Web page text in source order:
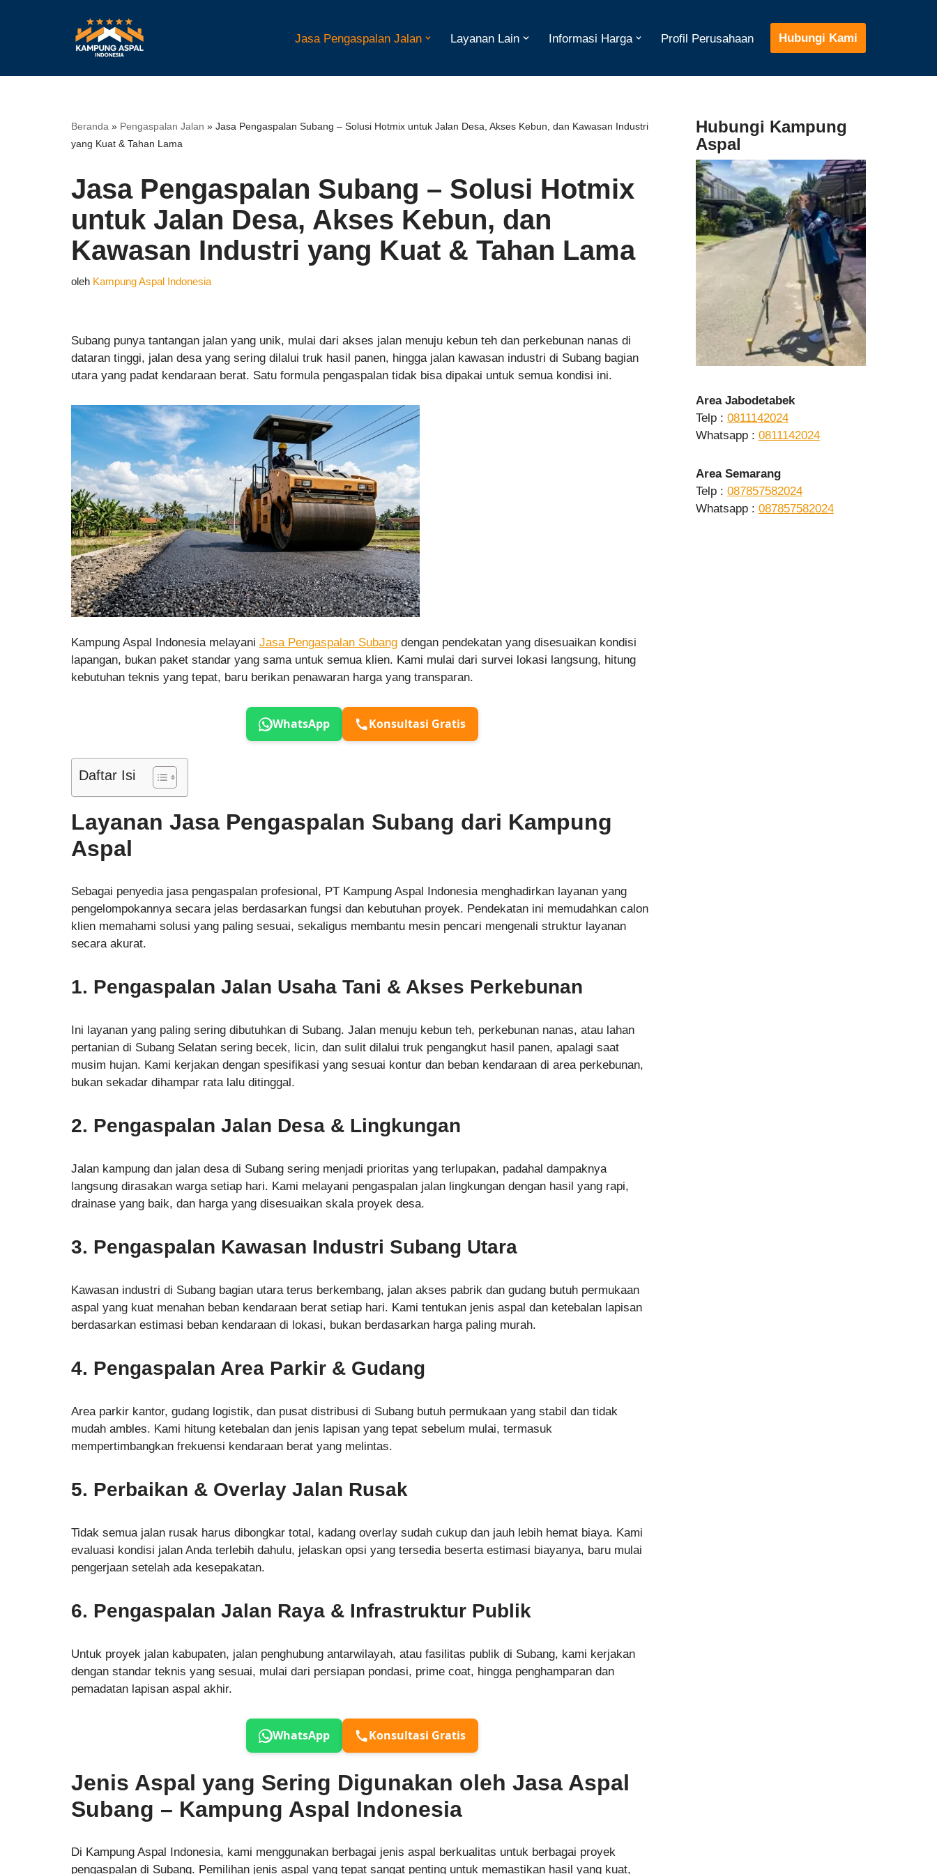
konten
Jasa Pengaspalan Jalan Layanan Lain Informasi Harga Profil Perusahaan Hubungi Kami
Beranda » Pengaspalan Jalan » Jasa Pengaspalan Subang – Solusi Hotmix untuk Jalan Desa, Akses Kebun, dan Kawasan Industri
yang Kuat & Tahan Lama
Jasa Pengaspalan Subang – Solusi Hotmix
untuk Jalan Desa, Akses Kebun, dan
Kawasan Industri yang Kuat & Tahan Lama
oleh Kampung Aspal Indonesia
Subang punya tantangan jalan yang unik, mulai dari akses jalan menuju kebun teh dan perkebunan nanas di
dataran tinggi, jalan desa yang sering dilalui truk hasil panen, hingga jalan kawasan industri di Subang bagian
utara yang padat kendaraan berat. Satu formula pengaspalan tidak bisa dipakai untuk semua kondisi ini.
Kampung Aspal Indonesia melayani Jasa Pengaspalan Subang dengan pendekatan yang disesuaikan kondisi
lapangan, bukan paket standar yang sama untuk semua klien. Kami mulai dari survei lokasi langsung, hitung
kebutuhan teknis yang tepat, baru berikan penawaran harga yang transparan.
WhatsApp Konsultasi Gratis
Daftar Isi
Layanan Jasa Pengaspalan Subang dari Kampung
Aspal
Sebagai penyedia jasa pengaspalan profesional, PT Kampung Aspal Indonesia menghadirkan layanan yang
pengelompokannya secara jelas berdasarkan fungsi dan kebutuhan proyek. Pendekatan ini memudahkan calon
klien memahami solusi yang paling sesuai, sekaligus membantu mesin pencari mengenali struktur layanan
secara akurat.
1. Pengaspalan Jalan Usaha Tani & Akses Perkebunan
Ini layanan yang paling sering dibutuhkan di Subang. Jalan menuju kebun teh, perkebunan nanas, atau lahan
pertanian di Subang Selatan sering becek, licin, dan sulit dilalui truk pengangkut hasil panen, apalagi saat
musim hujan. Kami kerjakan dengan spesifikasi yang sesuai kontur dan beban kendaraan di area perkebunan,
bukan sekadar dihampar rata lalu ditinggal.
2. Pengaspalan Jalan Desa & Lingkungan
Jalan kampung dan jalan desa di Subang sering menjadi prioritas yang terlupakan, padahal dampaknya
langsung dirasakan warga setiap hari. Kami melayani pengaspalan jalan lingkungan dengan hasil yang rapi,
drainase yang baik, dan harga yang disesuaikan skala proyek desa.
3. Pengaspalan Kawasan Industri Subang Utara
Kawasan industri di Subang bagian utara terus berkembang, jalan akses pabrik dan gudang butuh permukaan
aspal yang kuat menahan beban kendaraan berat setiap hari. Kami tentukan jenis aspal dan ketebalan lapisan
berdasarkan estimasi beban kendaraan di lokasi, bukan berdasarkan harga paling murah.
4. Pengaspalan Area Parkir & Gudang
Area parkir kantor, gudang logistik, dan pusat distribusi di Subang butuh permukaan yang stabil dan tidak
mudah ambles. Kami hitung ketebalan dan jenis lapisan yang tepat sebelum mulai, termasuk
mempertimbangkan frekuensi kendaraan berat yang melintas.
5. Perbaikan & Overlay Jalan Rusak
Tidak semua jalan rusak harus dibongkar total, kadang overlay sudah cukup dan jauh lebih hemat biaya. Kami
evaluasi kondisi jalan Anda terlebih dahulu, jelaskan opsi yang tersedia beserta estimasi biayanya, baru mulai
pengerjaan setelah ada kesepakatan.
6. Pengaspalan Jalan Raya & Infrastruktur Publik
Untuk proyek jalan kabupaten, jalan penghubung antarwilayah, atau fasilitas publik di Subang, kami kerjakan
dengan standar teknis yang sesuai, mulai dari persiapan pondasi, prime coat, hingga penghamparan dan
pemadatan lapisan aspal akhir.
WhatsApp Konsultasi Gratis
Jenis Aspal yang Sering Digunakan oleh Jasa Aspal
Subang – Kampung Aspal Indonesia
Di Kampung Aspal Indonesia, kami menggunakan berbagai jenis aspal berkualitas untuk berbagai proyek
pengaspalan di Subang. Pemilihan jenis aspal yang tepat sangat penting untuk memastikan hasil yang kuat,
Hubungi Kampung
Aspal
Area Jabodetabek
Telp : 0811142024
Whatsapp : 0811142024
Area Semarang
Telp : 087857582024
Whatsapp : 087857582024